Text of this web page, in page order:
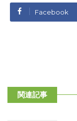
Facebook
関連記事